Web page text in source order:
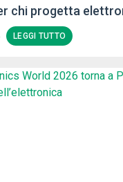
chi progetta
LEGGI TUTTO